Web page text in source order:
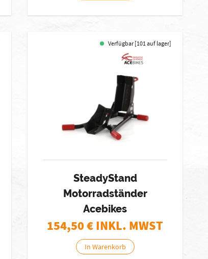
Verfügbar [101 auf lager]
SteadyStand
Motorradständer
Acebikes
154,50€ INKL. MWST
In Warenkorb